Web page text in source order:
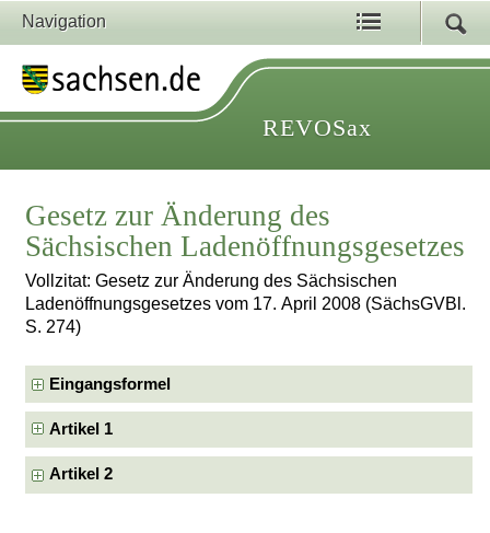
Navigation
REVOSax
Gesetz zur Änderung des
Sächsischen Ladenöffnungsgesetzes
Vollzitat: Gesetz zur Änderung des Sächsischen
Ladenöffnungsgesetzes vom 17. April 2008 (SächsGVBl.
S. 274)
Eingangsformel
Artikel 1
Artikel 2